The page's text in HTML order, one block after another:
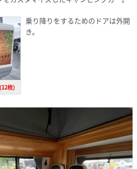
枚)
乗り降りをするためのドアは外開
き。